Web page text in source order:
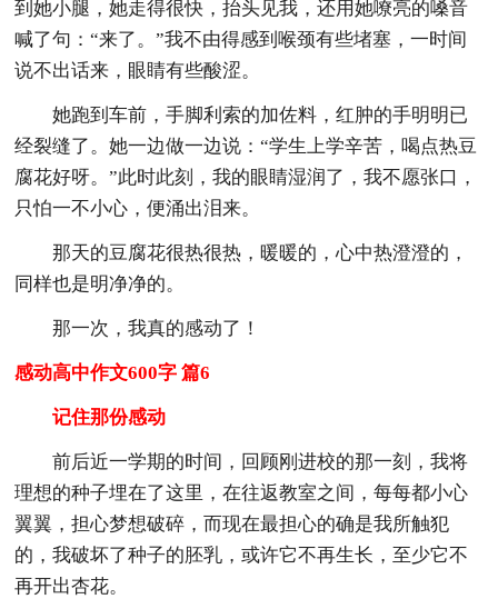
到她小腿，她走得很快，抬头见我，还用她嘹亮的嗓音
喊了句：“来了。”我不由得感到喉颈有些堵塞，一时间
说不出话来，眼睛有些酸涩。
她跑到车前，手脚利索的加佐料，红肿的手明明已
经裂缝了。她一边做一边说：“学生上学辛苦，喝点热豆
腐花好呀。”此时此刻，我的眼睛湿润了，我不愿张口，
只怕一不小心，便涌出泪来。
那天的豆腐花很热很热，暖暖的，心中热澄澄的，
同样也是明净净的。
那一次，我真的感动了！
感动高中作文600字 篇6
记住那份感动
前后近一学期的时间，回顾刚进校的那一刻，我将
理想的种子埋在了这里，在往返教室之间，每每都小心
翼翼，担心梦想破碎，而现在最担心的确是我所触犯
的，我破坏了种子的胚乳，或许它不再生长，至少它不
再开出杏花。